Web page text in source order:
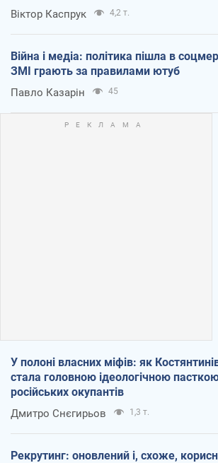
Віктор Каспрук 4,2 т.
Війна і медіа: політика пішла в
ЗМІ грають за правилами ютуб
Павло Казарін 45
У полоні власних міфів: як
стала головною ідеологічною
російських окупантів
Дмитро Снєгирьов 1,3 т.
Рекрутинг: оновлений і, схоже,